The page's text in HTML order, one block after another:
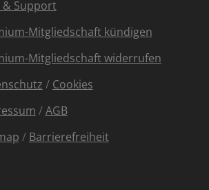
& Support
Mitgliedschaft kündigen
Mitgliedschaft widerrufen
/ Cookies
/AGB
/ Barrierefreiheit